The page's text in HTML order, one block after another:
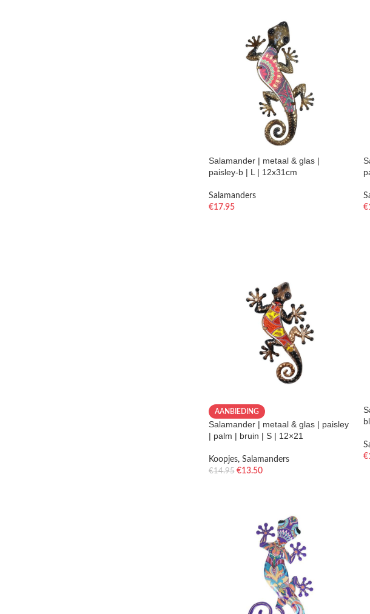
Salamander | metaal & glas |
paisley-b | L | 12x31cm
Salamanders
€17.95
€
AANBIEDING
Salamander | metaal & glas | paisley
| palm | bruin | S | 12×21
Koopjes, Salamanders
€14.95 €13.50
€